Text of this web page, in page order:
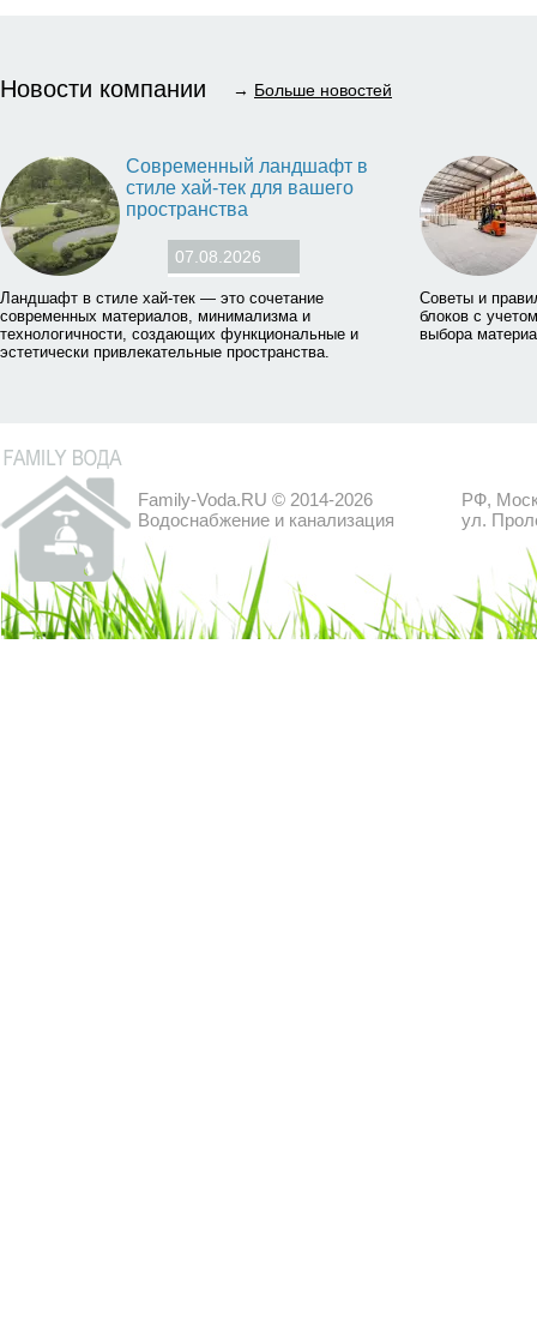
Новости компании → Больше новостей
Современный ландшафт в
стиле хай-тек для вашего
пространства
07.08.2026
Ландшафт в стиле хай-тек — это сочетание
современных материалов, минимализма и
технологичности, создающих функциональные и
эстетически привлекательные пространства.
Советы и
блоков с
выбора
Family-Voda.RU © 2014-2026
Водоснабжение и канализация
РФ,
ул.